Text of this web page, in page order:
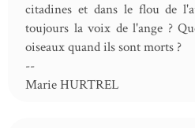
citadines et dans le flou de
toujours la voix de l'ange ?
oiseaux quand ils sont morts ?
--
Marie HURTREL